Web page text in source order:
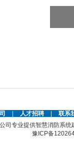
人才招聘
联系
司专业提供智慧消防系
豫ICP备